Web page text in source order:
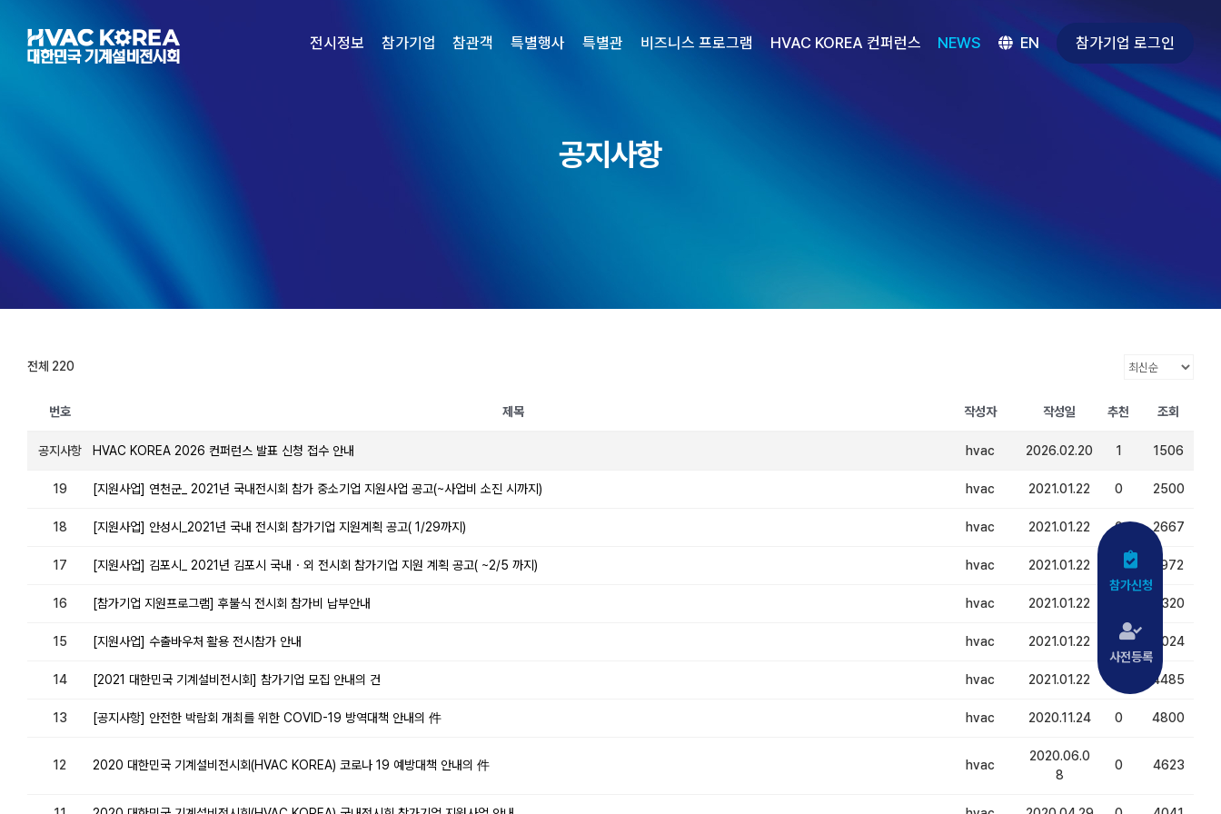
content
전시정보 참가기업 참관객 특별행사 특별관 비즈니스 프로그램 HVAC KOREA 컨퍼런스 NEWS EN 참가기업 로그인
공지사항
전체 220
번호 제목 작성자 작성일 추천 조회
공지사항 HVAC KOREA 2026 컨퍼런스 발표 신청 접수 안내 hvac 2026.02.20 1 1506
19 [지원사업] 연천군_ 2021년 국내전시회 참가 중소기업 지원사업 공고(~사업비 소진 시까지) hvac 2021.01.22 0 2500
18 [지원사업] 안성시_2021년 국내 전시회 참가기업 지원계획 공고( 1/29까지) hvac 2021.01.22 0 2667
17 [지원사업] 김포시_ 2021년 김포시 국내・외 전시회 참가기업 지원 계획 공고( ~2/5 까지) hvac 2021.01.22 2972
16 [참가기업 지원프로그램] 후불식 전시회 참가비 납부안내 hvac 2021.01.22 4320
15 [지원사업] 수출바우처 활용 전시참가 안내 hvac 2021.01.22 0 5024
14 [2021 대한민국 기계설비전시회] 참가기업 모집 안내의 건 hvac 2021.01.22 4485
13 [공지사항] 안전한 박람회 개최를 위한 COVID-19 방역대책 안내의 件 hvac 2020.11.24 0 4800
12 2020 대한민국 기계설비전시회(HVAC KOREA) 코로나 19 예방대책 안내의 件 hvac
2020.06.0
8
0 4623
참가신청
사전등록